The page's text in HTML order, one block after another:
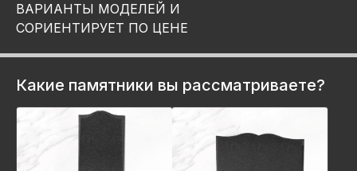
ВАРИАНТЫ МОДЕЛЕЙ И
СОРИЕНТИРУЕТ ПО ЦЕНЕ
Какие памятники вы рассматриваете?